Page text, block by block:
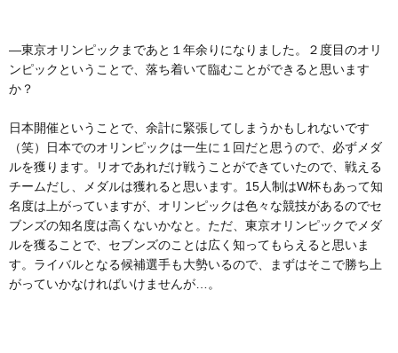
―東京オリンピックまであと１年余りになりました。２度目のオリ
ンピックということで、落ち着いて臨むことができると思います
か？
日本開催ということで、余計に緊張してしまうかもしれないです
（笑）日本でのオリンピックは一生に１回だと思うので、必ずメダ
ルを獲ります。リオであれだけ戦うことができていたので、戦える
チームだし、メダルは獲れると思います。15人制はW杯もあって知
名度は上がっていますが、オリンピックは色々な競技があるのでセ
ブンズの知名度は高くないかなと。ただ、東京オリンピックでメダ
ルを獲ることで、セブンズのことは広く知ってもらえると思いま
す。ライバルとなる候補選手も大勢いるので、まずはそこで勝ち上
がっていかなければいけませんが…。